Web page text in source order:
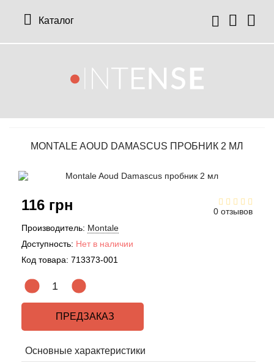
Каталог
MONTALE AOUD DAMASCUS ПРОБНИК 2 МЛ
0 отзывов
116 грн
Производитель: Montale
Доступность: Нет в наличии
Код товара: 713373-001
ПРЕДЗАКАЗ
Основные характеристики